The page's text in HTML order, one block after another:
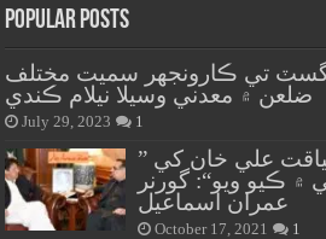
Popular Posts
حڪومت 4 آگسٽ تي ڪارونجهر سميت مختلف
ضلعن ۾ معدني وسيلا نيلام ڪندي
July 29, 2023 1
” فرزند ڪراچي لياقت علي خان کي
۾ ڪيو ويو“: گورنر
عمران اسماعيل
October 17, 2021 1